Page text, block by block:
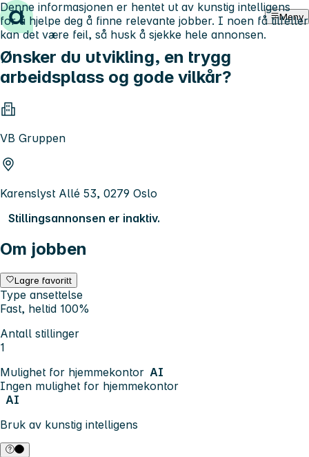
Hopp til innhold Meny
Ønsker du utvikling, en trygg
arbeidsplass og gode vilkår?
VB Gruppen
Karenslyst Allé 53, 0279 Oslo
Stillingsannonsen er inaktiv.
Om jobben
Lagre favoritt
Type ansettelse
Fast, heltid 100%
Antall stillinger
1
Mulighet for hjemmekontor AI
Ingen mulighet for hjemmekontor
AI
Bruk av kunstig intelligens
Denne informasjonen er hentet ut av kunstig intelligens
for å hjelpe deg å finne relevante jobber. I noen få tilfeller
kan det være feil, så husk å sjekke hele annonsen.